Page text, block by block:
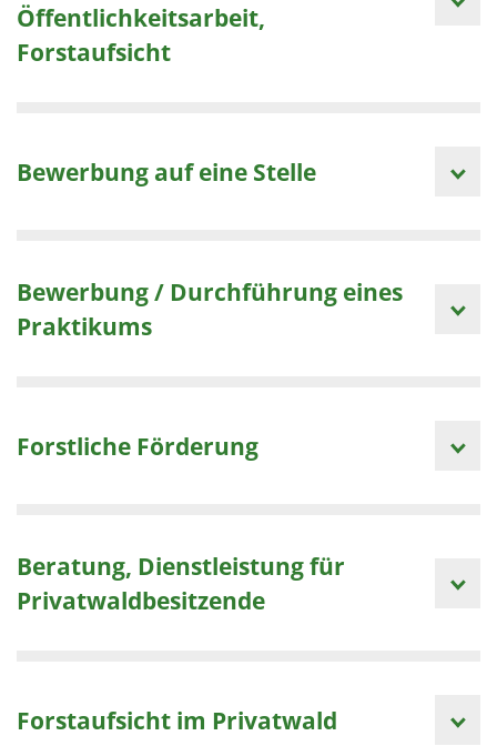
Öffentlichkeitsarbeit,
Forstaufsicht
Bewerbung auf eine Stelle
Bewerbung / Durchführung eines
Praktikums
Forstliche Förderung
Beratung, Dienstleistung für
Privatwaldbesitzende
Forstaufsicht im Privatwald